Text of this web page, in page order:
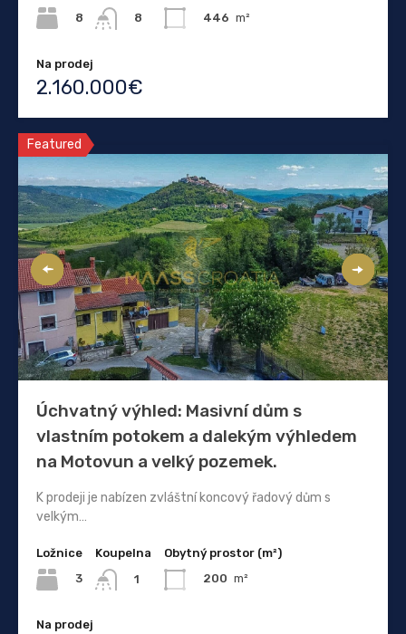
8
8
446 m²
Na prodej
2.160.000€
Featured
Úchvatný výhled: Masivní dům s
vlastním potokem a dalekým výhledem
na Motovun a velký pozemek.
K prodeji je nabízen zvláštní koncový řadový dům s
velkým…
Ložnice
3
Koupelna
1
Obytný prostor (m²)
200 m²
Na prodej